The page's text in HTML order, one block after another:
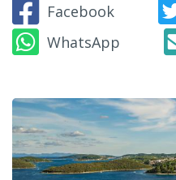
Facebook
WhatsApp